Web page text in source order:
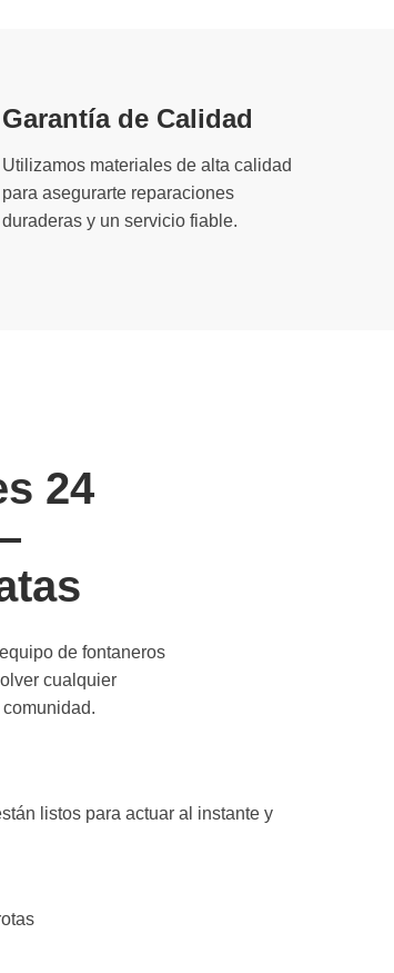
Garantía de Calidad
Utilizamos materiales de alta calidad
para asegurarte reparaciones
duraderas y un servicio fiable.
24
de fontaneros
cualquier
listos para actuar al instante y